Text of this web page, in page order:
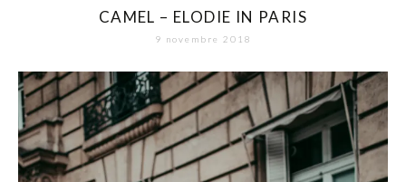
CAMEL – ELODIE IN PARIS
9 novembre 2018